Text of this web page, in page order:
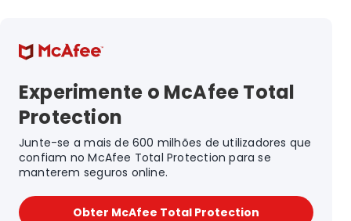
Experimente o McAfee Total
Protection
Junte-se a mais de 600 milhões de utilizadores que
confiam no McAfee Total Protection para se
manterem seguros on​​line.
Obter McAfee Total Protection